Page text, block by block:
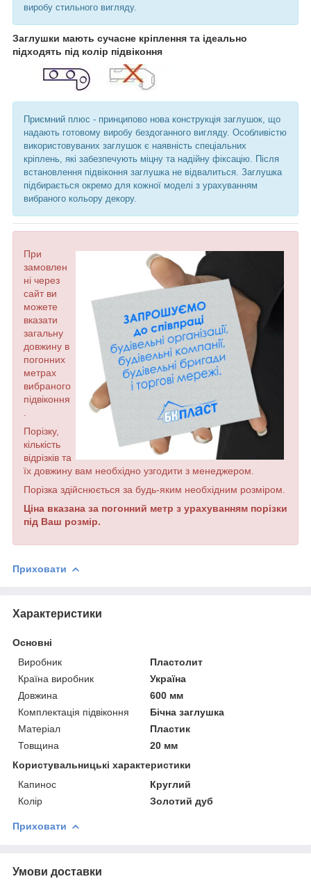
виробу стильного вигляду.
Заглушки мають сучасне кріплення та ідеально
підходять під колір підвіконня
Приємний плюс - принципово нова конструкція заглушок, що
надають готовому виробу бездоганного вигляду. Особливістю
використовуваних заглушок є наявність спеціальних
кріплень, які забезпечують міцну та надійну фіксацію. Після
встановлення підвіконня заглушка не відвалиться. Заглушка
підбирається окремо для кожної моделі з урахуванням
вибраного кольору декору.
При
замовлен
ні через
сайт ви
можете
вказати
загальну
довжину в
погонних
метрах
вибраного
підвіконня
Порізку,
кількість
відрізків та
їх довжину вам необхідно узгодити з менеджером.
Порізка здійснюється за будь-яким необхідним розміром.
Ціна вказана за погонний метр з урахуванням порізки
під Ваш розмір.
Приховати
Характеристики
Основні
Виробник
Пластолит
Країна виробник
Україна
Довжина
600 мм
Комплектація підвіконня
Бічна заглушка
Матеріал
Пластик
Товщина
20 мм
Користувальницькі характеристики
Капинос
Круглий
Колір
Золотий дуб
Приховати
Умови доставки